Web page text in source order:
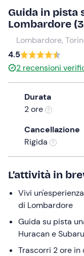
the
calendar
and
select
a
question
mark
the
shortcuts
changing
dates.
Partecipanti
199 €
Guida in pista
Lombardore
Lombardore,
4.5
2 recensioni
Durata
2 ore
Cancellazione
Rigida
L’attività in
Vivi
di Lombardore
Guida su pista
Huracan e
Trascorri 2 ore